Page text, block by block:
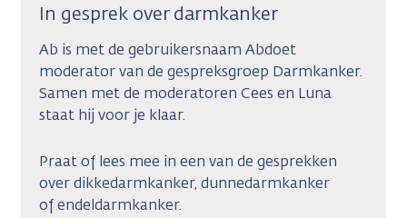
In gesprek over darmkanker
Ab is met de gebruikersnaam Abdoet
moderator van de gespreksgroep Darmkanker.
Samen met de moderatoren Cees en Luna
staat hij voor je klaar.
Praat of lees mee in een van de gesprekken
over dikkedarmkanker, dunnedarmkanker
of endeldarmkanker.